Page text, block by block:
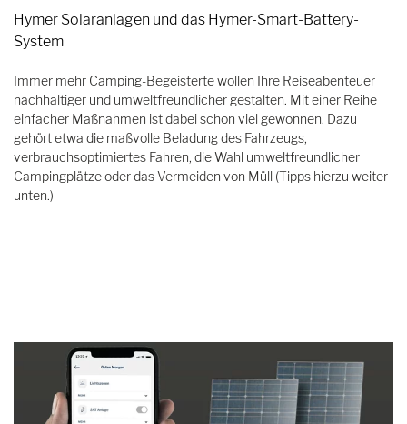
Hymer Solaranlagen und das Hymer-Smart-Battery-
System
Immer mehr Camping-Begeisterte wollen Ihre Reiseabenteuer
nachhaltiger und umweltfreundlicher gestalten. Mit einer Reihe
einfacher Maßnahmen ist dabei schon viel gewonnen. Dazu
gehört etwa die maßvolle Beladung des Fahrzeugs,
verbrauchsoptimiertes Fahren, die Wahl umweltfreundlicher
Campingplätze oder das Vermeiden von Müll (Tipps hierzu weiter
unten.)